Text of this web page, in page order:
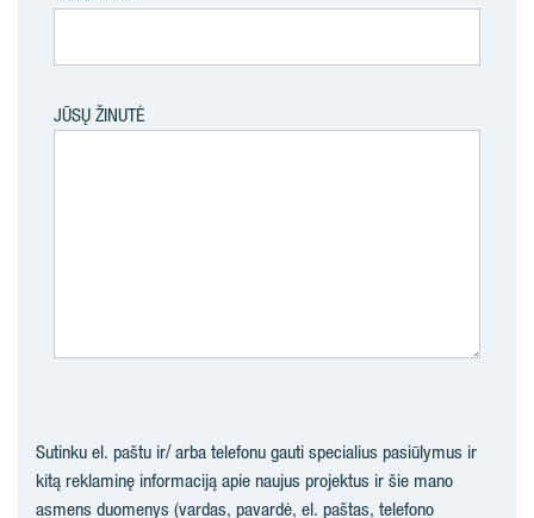
JŪSŲ ŽINUTĖ
Sutinku el. paštu ir/ arba telefonu gauti specialius pasiūlymus ir
kitą reklaminę informaciją apie naujus projektus ir šie mano
asmens duomenys (vardas, pavardė, el. paštas, telefono